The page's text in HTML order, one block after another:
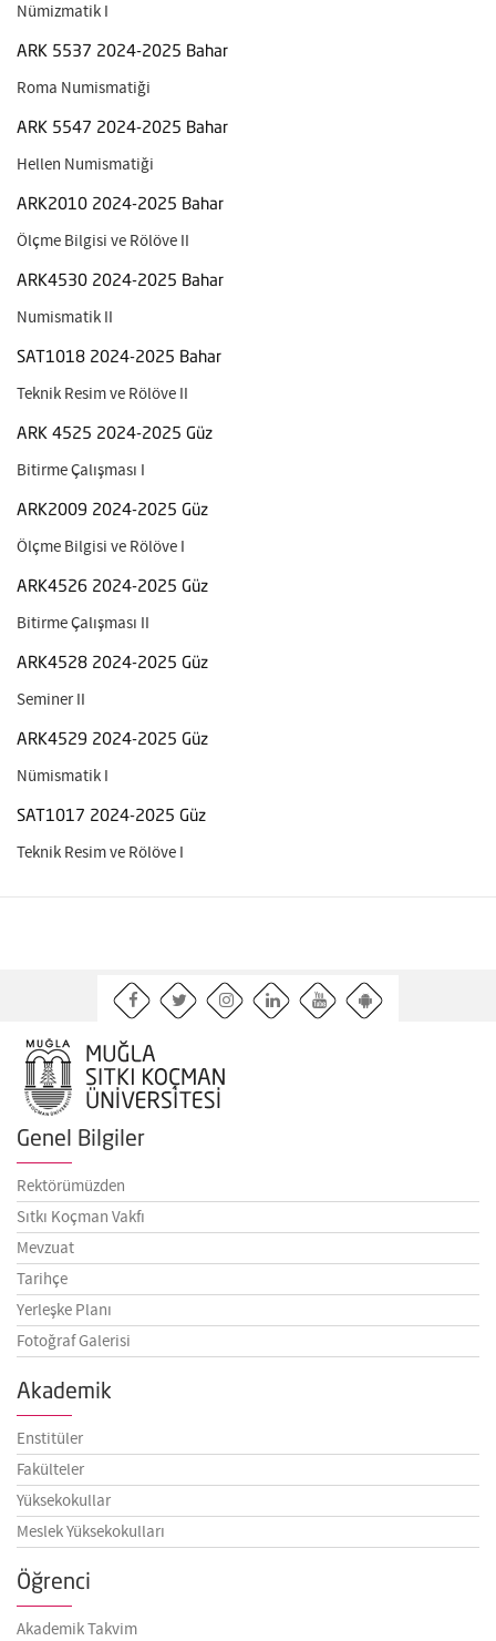
Nümizmatik I
ARK 5537 2024-2025 Bahar
Roma Numismatiği
ARK 5547 2024-2025 Bahar
Hellen Numismatiği
ARK2010 2024-2025 Bahar
Ölçme Bilgisi ve Rölöve II
ARK4530 2024-2025 Bahar
Numismatik II
SAT1018 2024-2025 Bahar
Teknik Resim ve Rölöve II
ARK 4525 2024-2025 Güz
Bitirme Çalışması I
ARK2009 2024-2025 Güz
Ölçme Bilgisi ve Rölöve I
ARK4526 2024-2025 Güz
Bitirme Çalışması II
ARK4528 2024-2025 Güz
Seminer II
ARK4529 2024-2025 Güz
Nümismatik I
SAT1017 2024-2025 Güz
Teknik Resim ve Rölöve I
Genel Bilgiler
Rektörümüzden
Sıtkı Koçman Vakfı
Mevzuat
Tarihçe
Yerleşke Planı
Fotoğraf Galerisi
Akademik
Enstitüler
Fakülteler
Yüksekokullar
Meslek Yüksekokulları
Öğrenci
Akademik Takvim